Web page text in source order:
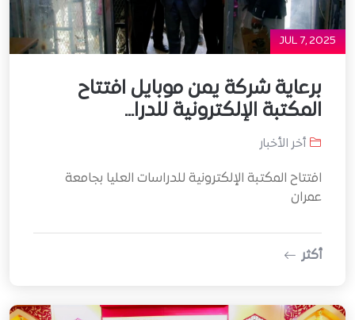
JUL 7, 2025
برعاية شركة يمن موبايل افتتاح
المكتبة الإلكترونية للدرا...
أخر الأخبار
افتتاح المكتبة الإلكترونية للدراسات العليا بجامعة
عمران
أكثر